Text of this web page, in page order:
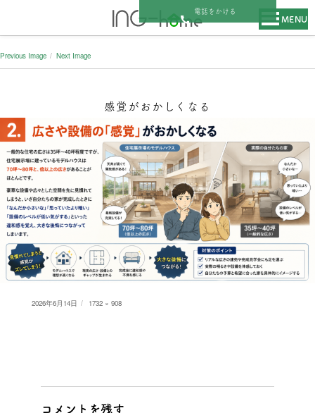
MENU
Previous Image Next Image
感覚がおかしくなる
Posted
2026年6月14日
Full
1732 × 908
コメントを残す
電話をかける